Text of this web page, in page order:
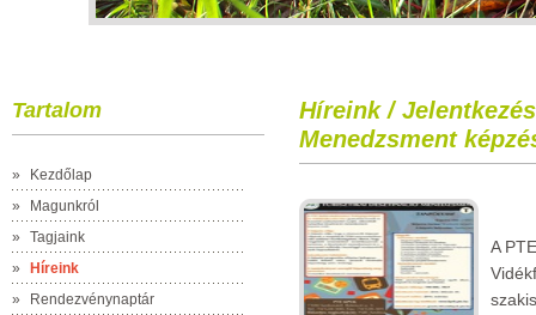
Tartalom
»
Kezdőlap
»
Magunkról
»
Tagjaink
»
Híreink
»
Rendezvénynaptár
Híreink /
Menedzsment
A